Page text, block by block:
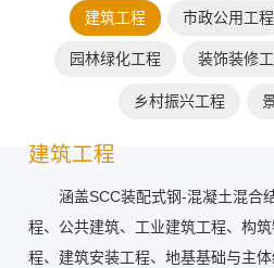
建筑工程 市政公用工程
园林绿化工程 装饰装修
乡村振兴工程
建筑工程
涵盖SCC装配式钢-混凝土混合
程、公共建筑、工业建筑工程、构
程、建筑安装工程、地基基础与主体